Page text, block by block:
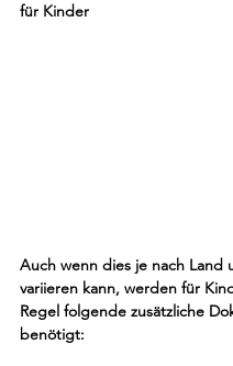
für Kinder
Auch wenn dies je nach Land
variieren kann, werden für
Regel folgende zusätzliche
benötigt: